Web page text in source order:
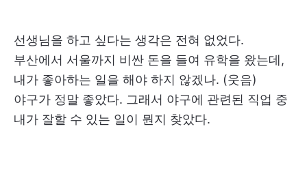
선생님을 하고 싶다는 생각은 전혀 없었다.
부산에서 서울까지 비싼 돈을 들여 유학을 왔는데,
내가 좋아하는 일을 해야 하지 않겠나. (웃음)
야구가 정말 좋았다. 그래서 야구에 관련된 직업 중
내가 잘할 수 있는 일이 뭔지 찾았다.